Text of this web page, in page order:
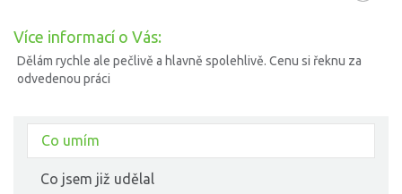
Více informací o Vás:
Dělám rychle ale pečlivě a hlavně spolehlivě. Cenu si řeknu za
odvedenou práci
Co umím
Co jsem již udělal